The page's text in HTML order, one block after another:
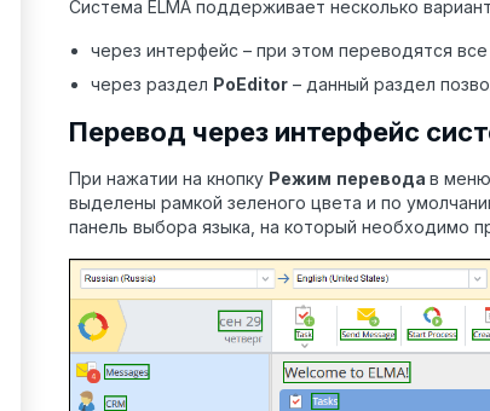
Система ELMA поддерживает несколько
через интерфейс – при этом переводятся
через раздел PoEditor – данный раздел
Перевод через интерфейс
При нажатии на кнопку Режим перевода в
выделены рамкой зеленого цвета и по
панель выбора языка, на который необходимо